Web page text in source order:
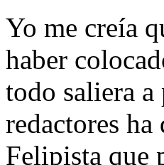
Yo me creía
haber
todo saliera
redactores
Felipista que